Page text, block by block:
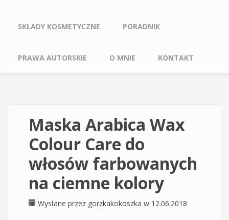
SKŁADY KOSMETYCZNE PORADNIK
PRAWA AUTORSKIE O MNIE KONTAKT
Maska Arabica Wax
Colour Care do
włosów farbowanych
na ciemne kolory
Wysłane przez gorzkakokoszka w 12.06.2018